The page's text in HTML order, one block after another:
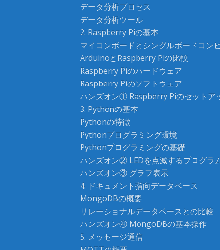
データ分析プロセス
データ分析ツール
2. Raspberry Piの基本
マイコンボードとシングルボードコン
ArduinoとRaspberry Piの比較
Raspberry Piのハードウェア
Raspberry Piのソフトウェア
ハンズオン① Raspberry Piのセットア
3. Pythonの基本
Pythonの特徴
Pythonプログラミング環境
Pythonプログラミングの基礎
ハンズオン② LEDを点滅するプログラ
ハンズオン③ グラフ表示
4. ドキュメント指向データベース
MongoDBの概要
リレーショナルデータベースとの比較
ハンズオン④ MongoDBの基本操作
5. メッセージ通信